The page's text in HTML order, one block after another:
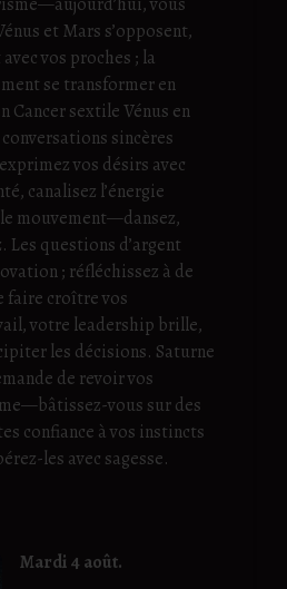
et Mars s’opposent,
vos proches ; la
se transformer en
Cancer sextile Vénus en
sincères
vos désirs avec
canalisez l’énergie
mouvement—dansez,
Les questions d’argent
; réfléchissez à de
faire croître vos
votre leadership brille,
les décisions. Saturne
de revoir vos
vous sur des
confiance à vos instincts
les avec sagesse.
Mardi 4 août.